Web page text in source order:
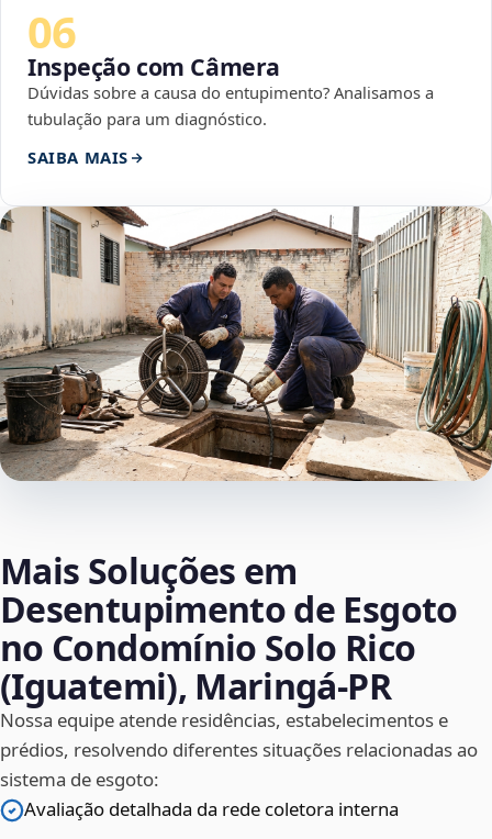
06
Inspeção com Câmera
Dúvidas sobre a causa do entupimento? Analisamos a
tubulação para um diagnóstico.
SAIBA MAIS
Mais Soluções em
Desentupimento de Esgoto
no Condomínio Solo Rico
(Iguatemi), Maringá‑PR
Nossa equipe atende residências, estabelecimentos e
prédios, resolvendo diferentes situações relacionadas ao
sistema de esgoto:
Avaliação detalhada da rede coletora interna